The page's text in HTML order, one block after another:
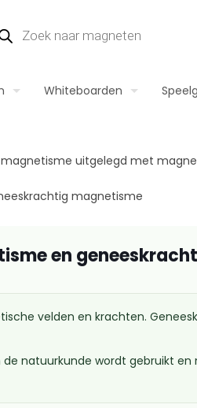
Whiteboarden
magnetisme
en
velden en krachten.
natuurkunde wordt gebruikt